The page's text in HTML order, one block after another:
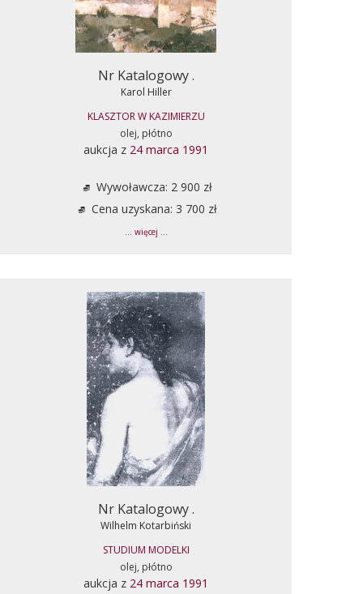
Nr Katalogowy .
Karol Hiller
KLASZTOR W KAZIMIERZU
olej, płótno
aukcja z 24 marca 1991
Wywoławcza: 2 900 zł
Cena uzyskana: 3 700 zł
... więcej ...
Nr Katalogowy .
Wilhelm Kotarbiński
STUDIUM MODELKI
olej, płótno
aukcja z 24 marca 1991